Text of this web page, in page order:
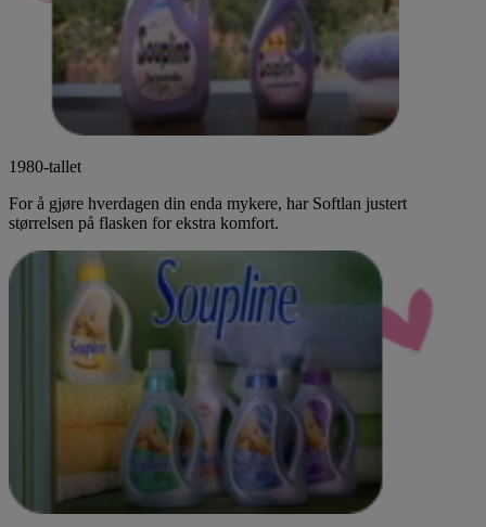
1980-tallet
For å gjøre hverdagen din enda mykere, har Softlan justert
størrelsen på flasken for ekstra komfort.